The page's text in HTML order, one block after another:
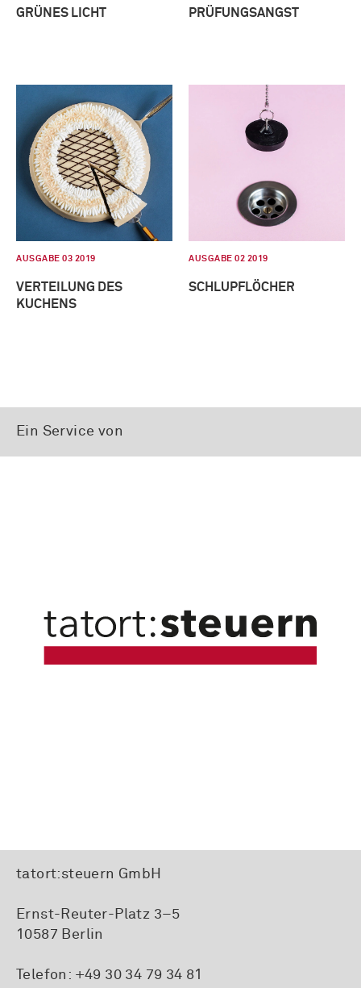
GRÜNES LICHT PRÜFUNGSANGST
AUSGABE 03 2019
VERTEILUNG DES
KUCHENS
AUSGABE 02 2019
SCHLUPFLÖCHER
Ein Service von
tatort:steuern GmbH
Ernst-Reuter-Platz 3–5
10587 Berlin
Telefon: +49 30 34 79 34 81